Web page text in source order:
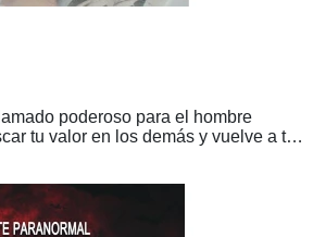
poderoso para el hombre
tu valor en los demás y vuelve a ti.
donde realmente importa: en ti